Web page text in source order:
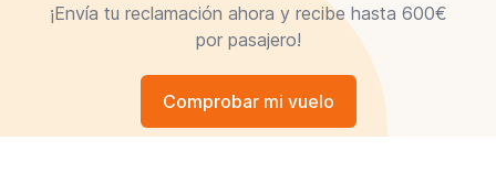
¡Envía tu reclamación ahora y recibe hasta 600€
por pasajero!
Comprobar mi vuelo